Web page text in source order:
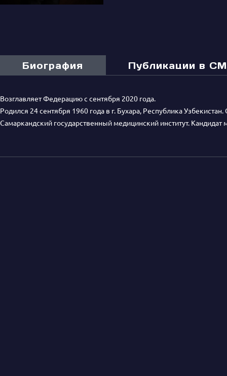
Биография Публикации в
Возглавляет Федерацию с сентября 2020 года.
Родился 24 сентября 1960 года в г. Бухара, Республика
Самаркандский государственный медицинский институт. Кандидат